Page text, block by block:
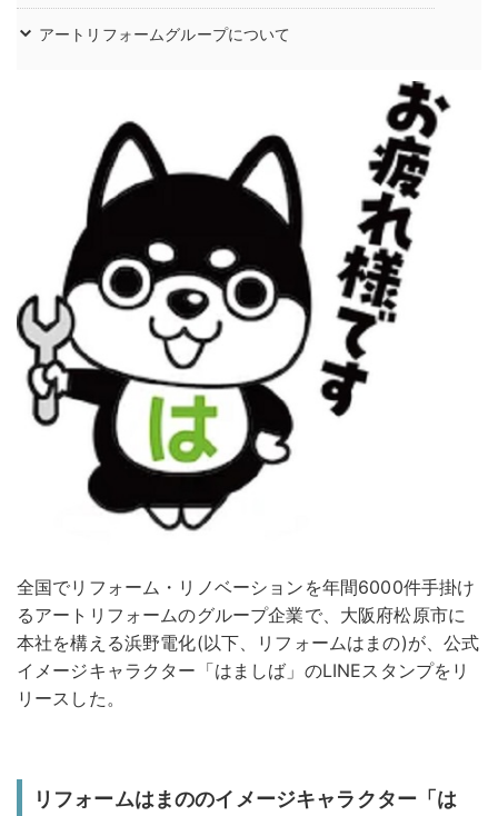
アートリフォームグループについて
全国でリフォーム・リノベーションを年間6000件手掛け
るアートリフォームのグループ企業で、大阪府松原市に
本社を構える浜野電化(以下、リフォームはまの)が、公式
イメージキャラクター「はましば」のLINEスタンプをリ
リースした。
リフォームはまののイメージキャラクター「は